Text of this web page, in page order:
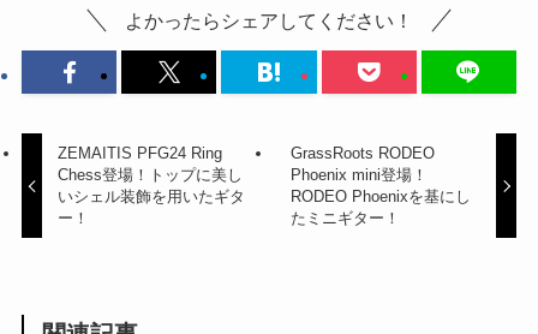
よかったらシェアしてください！
ZEMAITIS PFG24 Ring
Chess登場！トップに美し
いシェル装飾を用いたギタ
ー！
GrassRoots RODEO
Phoenix mini登場！
RODEO Phoenixを基にし
たミニギター！